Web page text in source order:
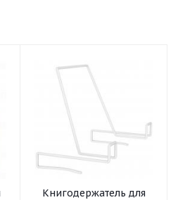
Книгодержатель для